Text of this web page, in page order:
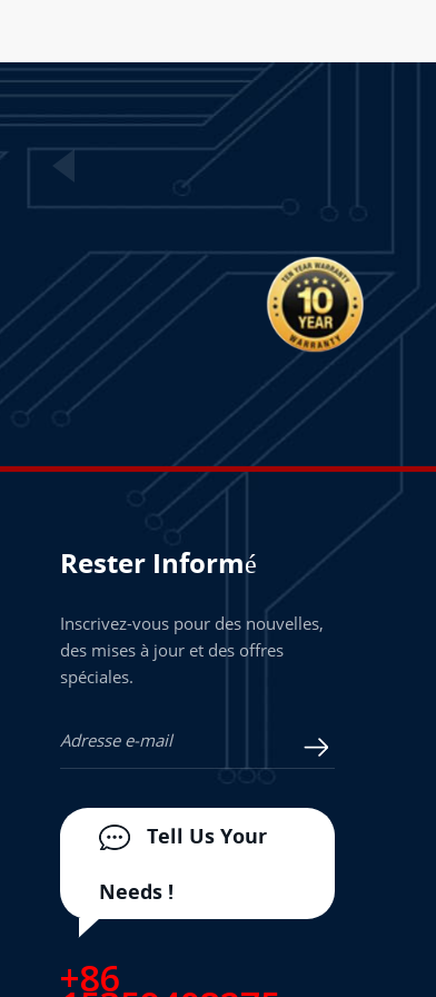
Rester Informé
Inscrivez-vous pour des nouvelles,
des mises à jour et des offres
spéciales.
Tell Us Your
Needs !
+86